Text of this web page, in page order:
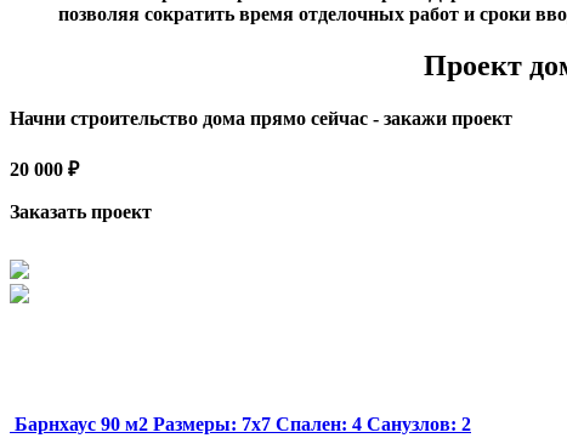
позволяя сократить время отделочных работ и сроки
Проект
Начни строительство дома прямо сейчас - закажи проект
20 000 ₽
Заказать проект
Барнхаус 90 м2 Размеры: 7x7 Спален: 4 Санузлов: 2